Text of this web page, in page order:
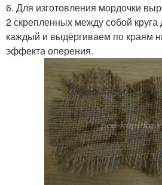
6. Для изготовления мордочки
2 скрепленных между собой
каждый и выдёргиваем по краям
эффекта оперения.